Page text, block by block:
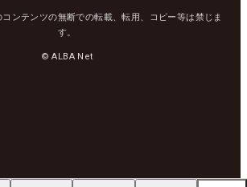
ンテンツの無断での転載、転用、コピー等は禁じま
す。
© ALBA Net